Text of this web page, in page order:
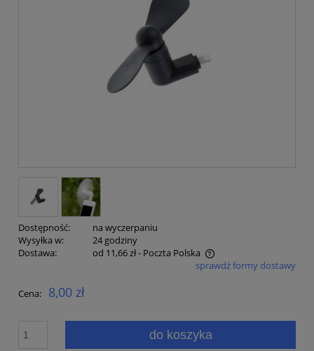
Dostępność:
na wyczerpaniu
Wysyłka w:
24 godziny
Dostawa:
od 11,66 zł- Poczta Polska
Cena nie zawiera ewentualnych kosztów płatnościsprawdź formy dostawy
Cena: 8,00 zł
do koszyka